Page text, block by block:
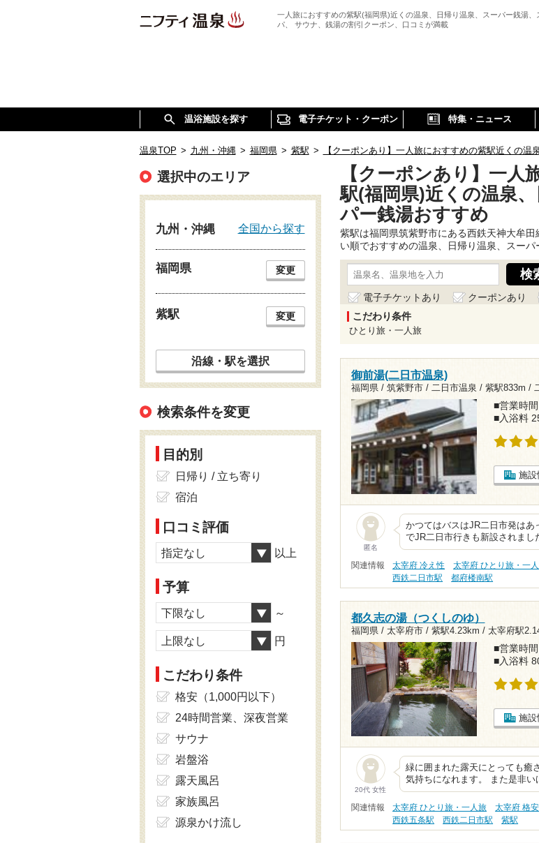
一人旅におすすめの紫駅(福岡県)近くの温泉、日帰り温泉、スーパー銭湯、
パ、 サウナ、銭湯の割引クーポン、口コミが満載
温浴施設を探す 電子チケット・クーポン 特集・ニュース
温泉TOP > 九州・沖縄 > 福岡県 > 紫駅 > 【クーポンあり】一人旅におすすめの紫駅近くの温
【クーポンあり】一人
駅(福岡県)近くの温泉
パー銭湯おすすめ
紫駅は福岡県筑紫野市にある西鉄天神大牟
い順でおすすめの温泉、日帰り温泉、スーパ
電子チケットあり クーポンあり
こだわり条件
ひとり旅・一人旅
御前湯(二日市温泉)
福岡県 / 筑紫野市 / 二日市温泉 / 紫駅833m /
■営業時
■入浴料
施設
匿名
かつてはバスはJR二日市発は
でJR二日市行きも新設されまし
関連情報 太宰府 冷え性 太宰府 ひとり旅・一
西鉄二日市駅
都府楼南駅
都久志の湯（つくしのゆ）
福岡県 / 太宰府市 / 紫駅4.23km / 太宰府駅
■営業時
■入浴料
施設
20代 女性
緑に囲まれた露天にとっても癒
気持ちになれます。 また是非い
関連情報 太宰府 ひとり旅・一人旅 太宰府 格
西鉄五条駅
西鉄二日市駅 紫駅
選択中のエリア
九州・沖縄 全国から探す
福岡県 変更
紫駅 変更
沿線・駅を選択
検索条件を変更
目的別
日帰り / 立ち寄り
宿泊
口コミ評価
指定なし 以上
予算
下限なし ～
上限なし 円
こだわり条件
格安（1,000円以下）
24時間営業、深夜営業
サウナ
岩盤浴
露天風呂
家族風呂
源泉かけ流し